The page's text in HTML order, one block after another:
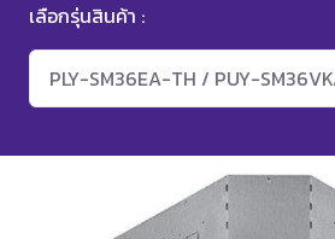
เลือกรุ่นสินค้า :
PLY-SM36EA-TH / PUY-